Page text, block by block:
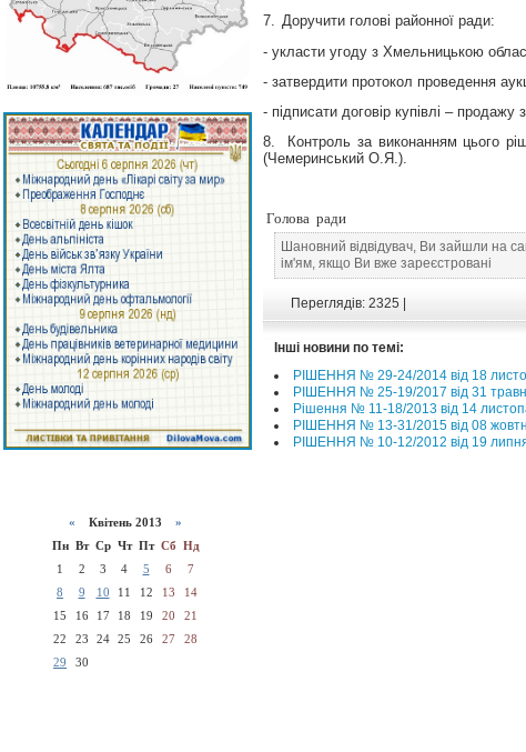
« Квітень 2013 »
Пн Вт Ср Чт Пт Сб Нд
1
2 3 4 5 6
7
8
9 10 11 12 13
14
15
16 17 18 19 20
21
22
23 24 25 26 27
28
29
30
7. Доручити голові районної ради:
- укласти угоду з Хмельницькою
- затвердити протокол проведення
- підписати договір купівлі – продажу
8.
Контроль за виконанням цього
(Чемеринський О.Я.).
Голова ради
Шановний відвідувач, Ви зайшли на
ім'ям, якщо Ви вже зареєстровані
Переглядів: 2325 |
Інші новини по темі:
РІШЕННЯ № 29-24/2014 від 18
РІШЕННЯ № 25-19/2017 від 31
Рішення № 11-18/2013 від 14
РІШЕННЯ № 13-31/2015 від 08
РІШЕННЯ № 10-12/2012 від 19